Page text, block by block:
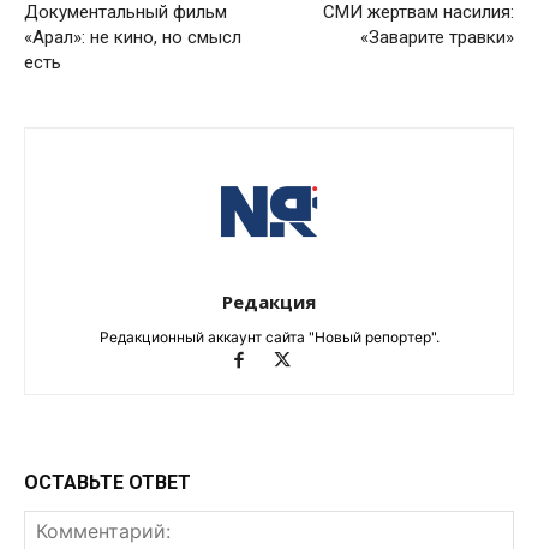
Документальный фильм
«Арал»: не кино, но смысл
есть
СМИ жертвам насилия:
«Заварите травки»
Редакция
Редакционный аккаунт сайта "Новый репортер".
ОСТАВЬТЕ ОТВЕТ